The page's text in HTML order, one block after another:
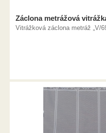
Záclona metrážová
Vitrážková záclona metráž „V/